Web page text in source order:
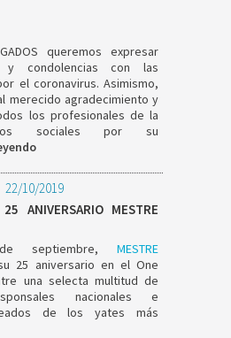
queremos expresar
y condolencias con las
el coronavirus. Asimismo,
merecido agradecimiento y
los profesionales de la
sociales por su
22/10/2019
ANIVERSARIO MESTRE
septiembre, MESTRE
25 aniversario en el One
una selecta multitud de
nacionales e
de los yates más